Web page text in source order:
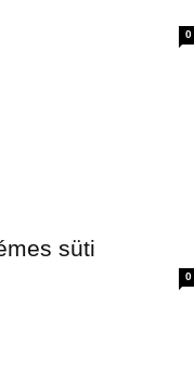
0
süti
0